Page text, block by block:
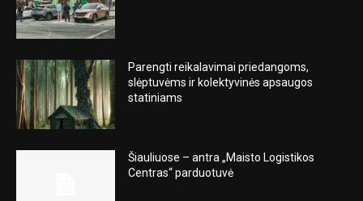
Parengti reikalavimai priedangoms,
slėptuvėms ir kolektyvinės apsaugos
statiniams
Šiauliuose – antra „Maisto Logistikos
Centras“ parduotuvė